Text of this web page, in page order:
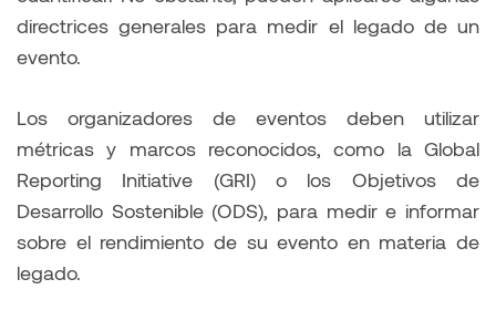
directrices generales para medir el legado de un
evento.
Los organizadores de eventos deben utilizar
métricas y marcos reconocidos, como la Global
Reporting Initiative (GRI) o los Objetivos de
Desarrollo Sostenible (ODS), para medir e informar
sobre el rendimiento de su evento en materia de
legado.